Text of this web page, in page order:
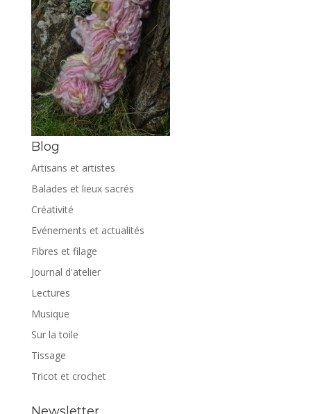
Blog
Artisans et artistes
Balades et lieux sacrés
Créativité
Evénements et actualités
Fibres et filage
Journal d'atelier
Lectures
Musique
Sur la toile
Tissage
Tricot et crochet